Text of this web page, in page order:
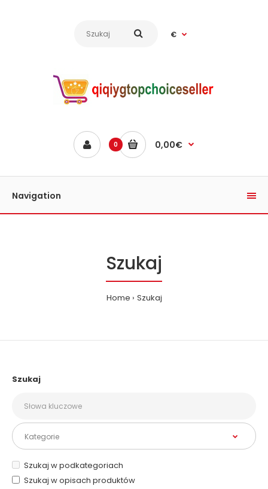
€
0 0,00€
Navigation
Szukaj
Home Szukaj
Szukaj
Szukaj w podkategoriach
Szukaj w opisach produktów